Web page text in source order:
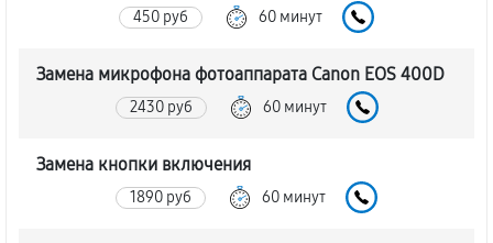
450 руб 60 минут
Замена микрофона фотоаппарата Canon EOS 400D
2430 руб 60 минут
Замена кнопки включения
1890 руб 60 минут